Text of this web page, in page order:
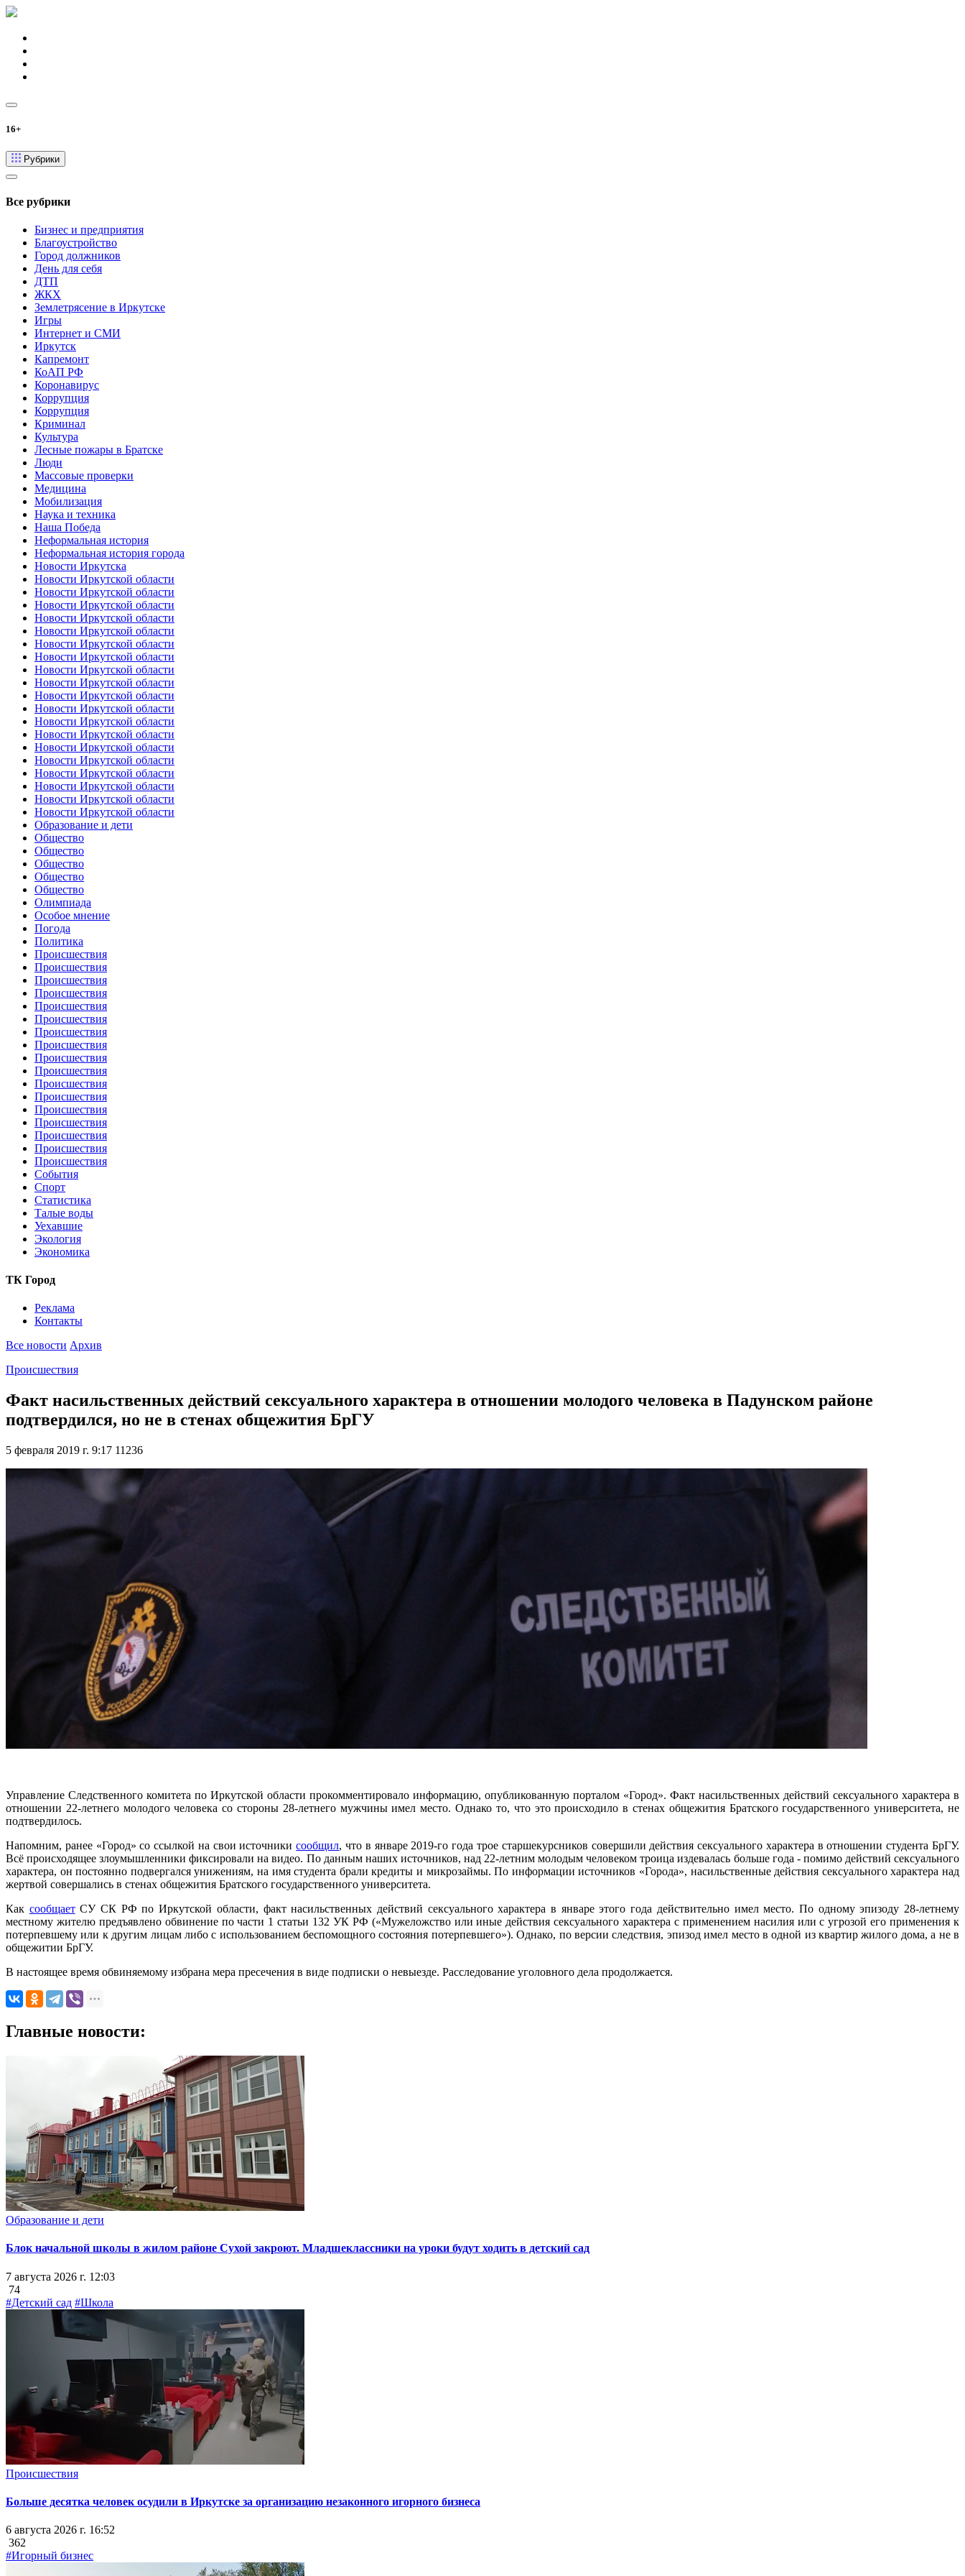
16+
Рубрики
Все рубрики
Бизнес и предприятия
Благоустройство
Город должников
День для себя
ДТП
ЖКХ
Землетрясение в Иркутске
Игры
Интернет и СМИ
Иркутск
Капремонт
КоАП РФ
Коронавирус
Коррупция
Коррупция
Криминал
Культура
Лесные пожары в Братске
Люди
Массовые проверки
Медицина
Мобилизация
Наука и техника
Наша Победа
Неформальная история
Неформальная история города
Новости Иркутска
Новости Иркутской области
Новости Иркутской области
Новости Иркутской области
Новости Иркутской области
Новости Иркутской области
Новости Иркутской области
Новости Иркутской области
Новости Иркутской области
Новости Иркутской области
Новости Иркутской области
Новости Иркутской области
Новости Иркутской области
Новости Иркутской области
Новости Иркутской области
Новости Иркутской области
Новости Иркутской области
Новости Иркутской области
Новости Иркутской области
Новости Иркутской области
Образование и дети
Общество
Общество
Общество
Общество
Общество
Олимпиада
Особое мнение
Погода
Политика
Происшествия
Происшествия
Происшествия
Происшествия
Происшествия
Происшествия
Происшествия
Происшествия
Происшествия
Происшествия
Происшествия
Происшествия
Происшествия
Происшествия
Происшествия
Происшествия
Происшествия
События
Спорт
Статистика
Талые воды
Уехавшие
Экология
Экономика
ТК Город
Реклама
Контакты
Все новости Архив
Происшествия
Факт насильственных действий сексуального характера в отношении молодого человека в Падунском районе
подтвердился, но не в стенах общежития БрГУ
5 февраля 2019 г. 9:17 11236
Управление Следственного комитета по Иркутской области прокомментировало информацию, опубликованную порталом «Город». Факт насильственных действий сексуального характера в
отношении 22-летнего молодого человека со стороны 28-летнего мужчины имел место. Однако то, что это происходило в стенах общежития Братского государственного университета, не
подтвердилось.
Напомним, ранее «Город» со ссылкой на свои источникисообщил, что в январе 2019-го года трое старшекурсников совершили действия сексуального характера в отношении студента БрГУ.
Всё происходящее злоумышленники фиксировали на видео. По данным наших источников, над 22-летним молодым человеком троица издевалась больше года - помимо действий сексуального
характера, он постоянно подвергался унижениям, на имя студента брали кредиты и микрозаймы. По информации источников «Города», насильственные действия сексуального характера над
жертвой совершались в стенах общежития Братского государственного университета.
Как сообщаетСУ СК РФ по Иркутской области, факт насильственных действий сексуального характера в январе этого года действительно имел место. По одному эпизоду 28-летнему
местному жителю предъявлено обвинение по части 1 статьи 132 УК РФ («Мужеложство или иные действия сексуального характера с применением насилия или с угрозой его применения к
потерпевшему или к другим лицам либо с использованием беспомощного состояния потерпевшего»). Однако, по версии следствия, эпизод имел место в одной из квартир жилого дома, а не в
общежитии БрГУ.
В настоящее время обвиняемому избрана мера пресечения в виде подписки о невыезде. Расследование уголовного дела продолжается.
Главные новости:
Образование и дети
Блок начальной школы в жилом районе Сухой закроют. Младшеклассники на уроки будут ходить в детский сад
7 августа 2026 г. 12:03
74
#Детский сад #Школа
Происшествия
Больше десятка человек осудили в Иркутске за организацию незаконного игорного бизнеса
6 августа 2026 г. 16:52
362
#Игорный бизнес